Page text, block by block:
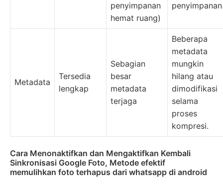
penyimpanan
hemat ruang)
Metadata
Tersedia
lengkap
Sebagian
besar
metadata
terjaga
Beberapa
metadata
mungkin
hilang atau
dimodifikasi
selama
proses
kompresi.
Cara Menonaktifkan dan Mengaktifkan Kembali
Sinkronisasi Google Foto, Metode efektif
memulihkan foto terhapus dari whatsapp di android